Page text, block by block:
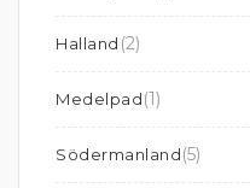
Halland (2)
Medelpad(1)
Södermanland(5)